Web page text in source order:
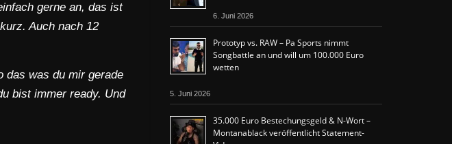
gerne an, das ist
Auch nach 12
das was du mir gerade
bist immer ready. Und
6. Juni 2026
Prototyp vs. RAW – Pa Sports nimmt
Songbattle an und will um 100.000 Euro
wetten
5. Juni 2026
35.000 Euro Bestechungsgeld & N-Wort –
Montanablack veröffentlicht Statement-